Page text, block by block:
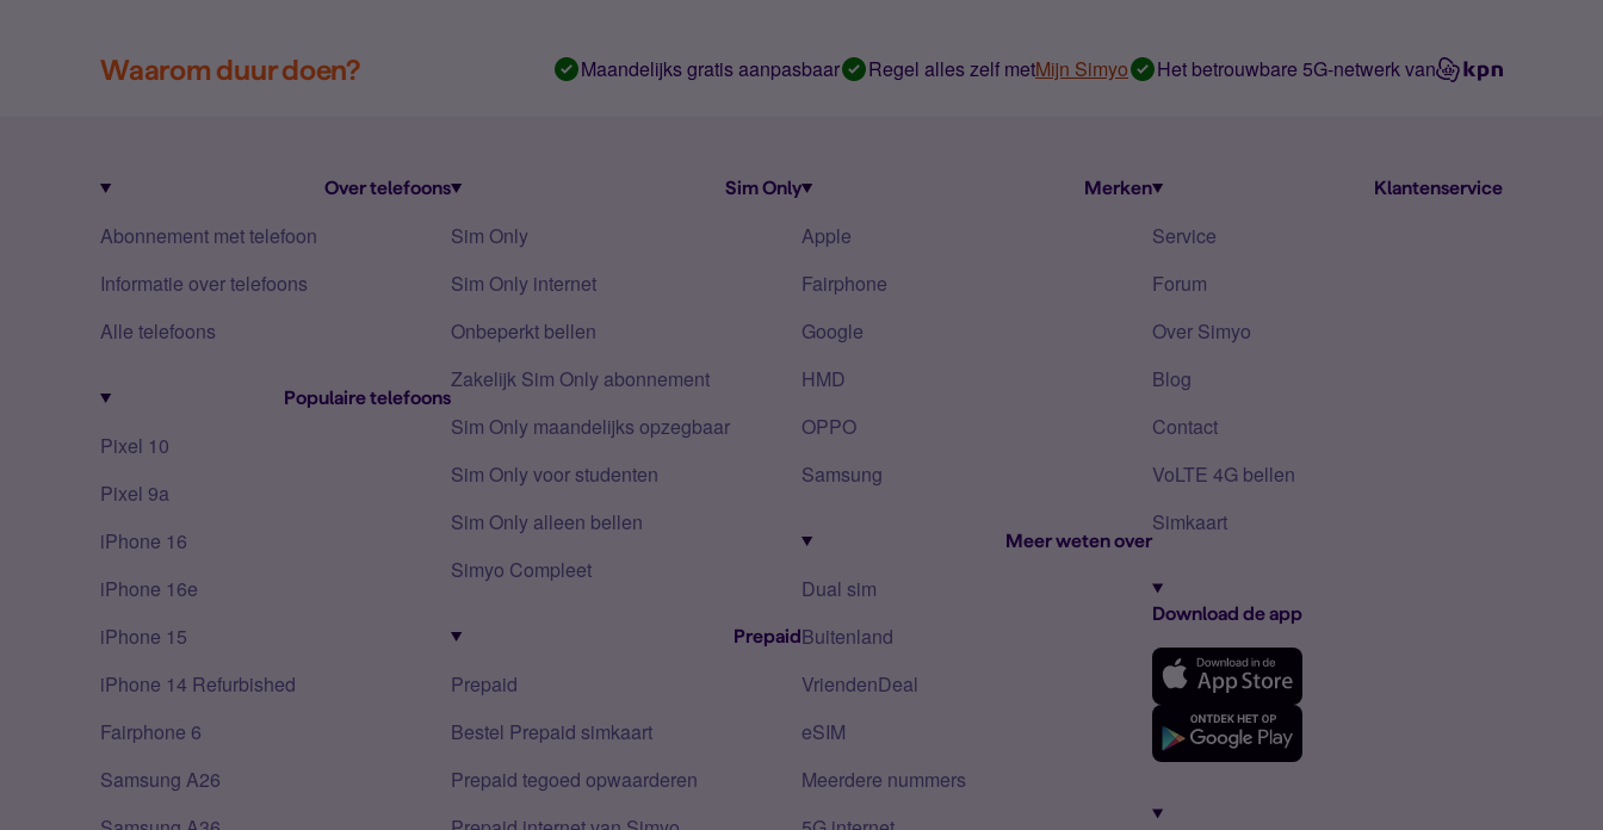
Waarom duur doen? Maandelijks gratis aanpasbaar Regel alles zelf metMijn Simyo Het betrouwbare 5G-netwerk van
Over telefoons
Abonnement met telefoon
Informatie over telefoons
Alle telefoons
Populaire telefoons
Pixel 10
Pixel 9a
iPhone 16
iPhone 16e
iPhone 15
iPhone 14 Refurbished
Fairphone 6
Samsung A26
Sim Only
Sim Only
Sim Only internet
Onbeperkt bellen
Zakelijk Sim Only abonnement
Sim Only maandelijks opzegbaar
Sim Only voor studenten
Sim Only alleen bellen
Simyo Compleet
Prepaid
Prepaid
Bestel Prepaid simkaart
Prepaid tegoed opwaarderen
Merken
Apple
Fairphone
Google
HMD
OPPO
Samsung
Meer weten over
Dual sim
Buitenland
VriendenDeal
eSIM
Meerdere nummers
Klantenservice
Service
Forum
Over Simyo
Blog
Contact
VoLTE 4G bellen
Simkaart
Download de app